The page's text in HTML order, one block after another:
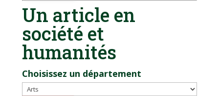
Un article en
société et
humanités
Choisissez un département